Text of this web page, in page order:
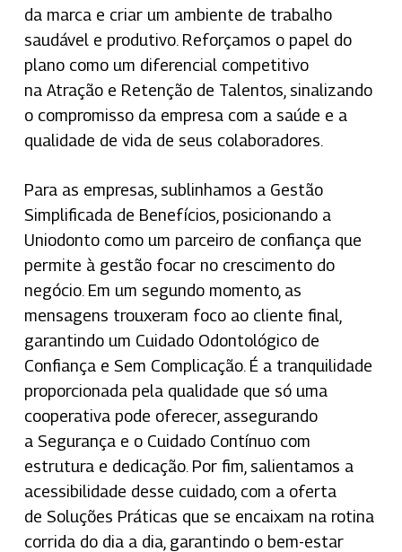
da marca e criar um ambiente de trabalho
saudável e produtivo. Reforçamos o papel do
plano como um diferencial competitivo
na Atração e Retenção de Talentos , sinalizando
o compromisso da empresa com a saúde e a
qualidade de vida de seus colaboradores.
Para as empresas, sublinhamos a Gestão
Simplificada de Benefícios , posicionando a
Uniodonto como um parceiro de confiança que
permite à gestão focar no crescimento do
negócio. Em um segundo momento, as
mensagens trouxeram foco ao cliente final,
garantindo um Cuidado Odontológico de
Confiança e Sem Complicação. É a tranquilidade
proporcionada pela qualidade que só uma
cooperativa pode oferecer, assegurando
a Segurança e o Cuidado Contínuocom
estrutura e dedicação. Por fim, salientamos a
acessibilidade desse cuidado, com a oferta
de Soluções Práticas que se encaixam na rotina
corrida do dia a dia, garantindo o bem-estar